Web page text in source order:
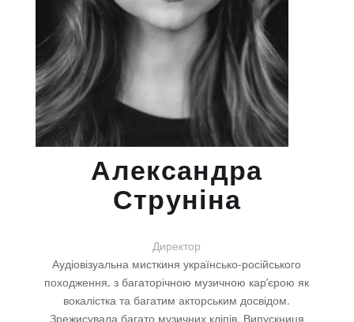
Александра
Струніна
Директор
Аудіовізуальна мисткиня українсько-російського
походження, з багаторічною музичною кар’єрою як
вокалістка та багатим акторським досвідом.
Зрежисувала багато музичних кліпів. Випускниця